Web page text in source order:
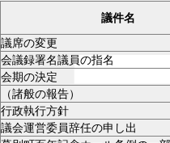
議件名
議席の変更
会議録署名議員の指名
会期の決定
（諸般の報告）
行政執行方針
議会運営委員辞任の申し出